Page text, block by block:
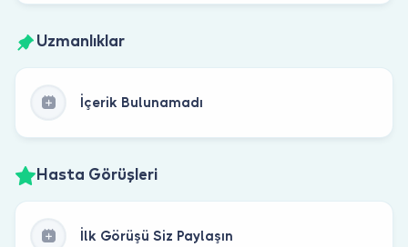
Uzmanlıklar
İçerik Bulunamadı
Hasta Görüşleri
İlk Görüşü Siz Paylaşın